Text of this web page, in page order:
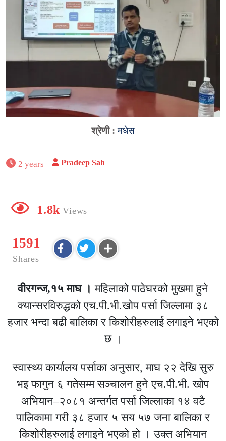
श्रेणी :मधेस
2 years Pradeep Sah
1.8k Views
1591
Shares
वीरगन्ज,१५ माघ । महिलाको पाठेघरको मुखमा हुने
क्यान्सरविरुद्धको एच.पी.भी.खोप पर्सा जिल्लामा ३८
हजार भन्दा बढी बालिका र किशोरीहरुलाई लगाइने भएको
छ ।
स्वास्थ्य कार्यालय पर्साका अनुसार, माघ २२ देखि सुरु
भइ फागुन ६ गतेसम्म सञ्चालन हुने एच.पी.भी. खोप
अभियान–२०८१ अन्तर्गत पर्सा जिल्लाका १४ वटै
पालिकामा गरी ३८ हजार ५ सय ५७ जना बालिका र
किशोरीहरुलाई लगाइने भएको हो । उक्त अभियान